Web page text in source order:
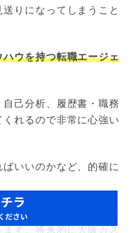
りになってしまうこと
ハウを持つ転職エージェ
己分析、履歴書・職務
れるので非常に心強い
いいのかなど、的確に
経験・スキルがない場
す。将来的に大阪ガス